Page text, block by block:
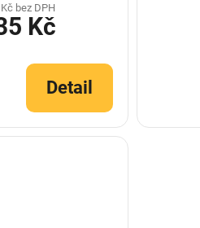
bez DPH
Kč
Detail